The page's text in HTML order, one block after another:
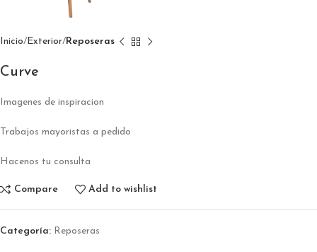
Inicio Exterior Reposeras
Curve
Imagenes de inspiracion
Trabajos mayoristas a pedido
Hacenos tu consulta
Compare Add to wishlist
Categoría: Reposeras